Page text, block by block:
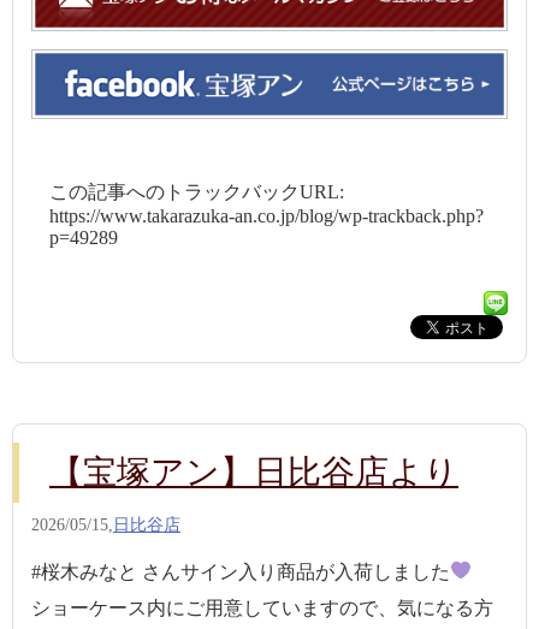
この記事へのトラックバックURL:
https://www.takarazuka-an.co.jp/blog/wp-trackback.php?
p=49289
【宝塚アン】日比谷店より
2026/05/15, 日比谷店
#桜木みなと さんサイン入り商品が入荷しました
ショーケース内にご用意していますので、気になる方